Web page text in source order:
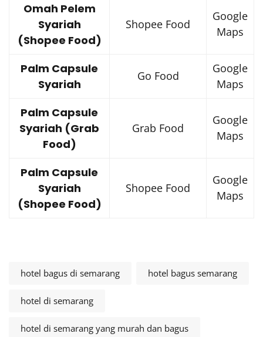
Omah Pelem
Syariah
(Shopee Food)
Shopee Food
Google
Maps
Palm Capsule
Syariah
Go Food
Google
Maps
Palm Capsule
Syariah (Grab
Food)
Grab Food
Google
Maps
Palm Capsule
Syariah
(Shopee Food)
Shopee Food
Google
Maps
hotel bagus di semarang hotel bagus semarang
hotel di semarang
hotel di semarang yang murah dan bagus